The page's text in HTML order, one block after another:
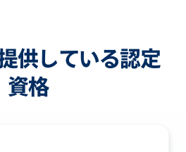
供している認定
資格